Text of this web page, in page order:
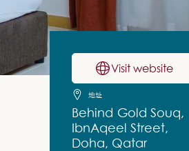
Visit website
地址
Behind Gold Souq,
IbnAqeel Street,
Doha, Qatar